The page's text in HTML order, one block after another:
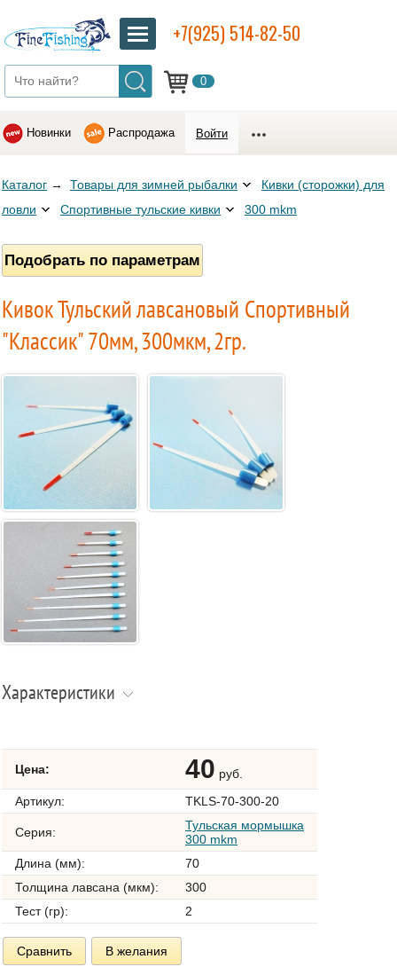
0
+7(925) 514-82-50
Новинки Распродажа Войти
Каталог → Товары для зимней рыбалки
Кивки (сторожки) для
ловли
Спортивные тульские кивки 300 mkm
Подобрать по параметрам
Кивок Тульский лавсановый Спортивный
"Классик" 70мм, 300мкм, 2гр.
Характеристики
Цена: 40 руб.
Артикул:
TKLS-70-300-20
Серия:
Тульская мормышка
300 mkm
Длина (мм):
70
Толщина лавсана (мкм):
300
Тест (гр):
2
Сравнить В желания